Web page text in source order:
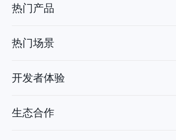
热门产品
热门场景
开发者体验
生态合作